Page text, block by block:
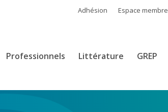
Adhésion Espace membre
Professionnels Littérature GREP